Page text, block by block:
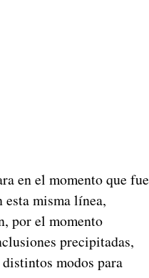
en el momento que fue
misma línea,
por el momento
precipitadas,
modos para